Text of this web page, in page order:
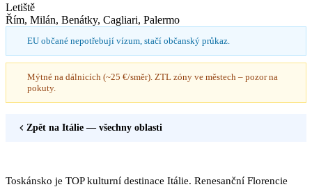
Letiště
Řím, Milán, Benátky, Cagliari, Palermo
EU občané nepotřebují vízum, stačí občanský průkaz.
Mýtné na dálnicích (~25 €/směr). ZTL zóny ve městech – pozor na
pokuty.
Zpět na Itálie — všechny oblasti
Toskánsko je TOP kulturní destinace Itálie. Renesanční Florencie